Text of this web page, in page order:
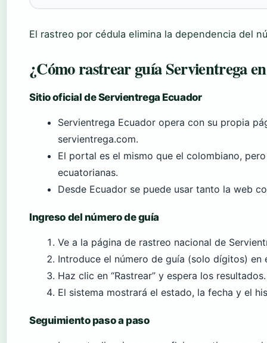
El rastreo por cédula elimina la dependencia del
¿Cómo rastrear guía Servientrega
Sitio oficial de Servientrega Ecuador
Servientrega Ecuador opera con su propia
servientrega.com.
El portal es el mismo que el colombiano,
ecuatorianas.
Desde Ecuador se puede usar tanto la web
Ingreso del número de guía
Ve a la página de rastreo nacional de
Introduce el número de guía (solo dígitos) en
Haz clic en “Rastrear” y espera los resultados.
El sistema mostrará el estado, la fecha y el
Seguimiento paso a paso